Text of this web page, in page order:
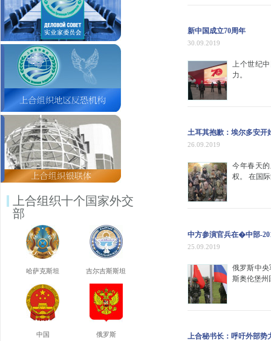
上合组织十个国家外交
部
哈萨克斯坦 吉尔吉斯斯坦
中国 俄罗斯
新中国成立70周年
30.09.2019
上个世纪
力。
土耳其抱歉：埃尔多安开
26.09.2019
今年春天
权。 在国
中方参演官兵在�中部-
25.09.2019
俄罗斯中
斯奥伦堡州
上合秘书长：呼吁外部势